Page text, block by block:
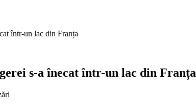
într-un lac din Franța
s-a înecat într-un lac din Franța